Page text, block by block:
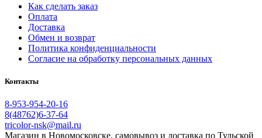
Как сделать заказ
Оплата
Доставка
Обмен и возврат
Политика конфиденциальности
Согласие на обработку персональных данных
Контакты
8-953-954-20-16
8(48762)6-37-64
tricolor-nsk@mail.ru
Магазин в Новомосковске, самовывоз и доставка по Тульской